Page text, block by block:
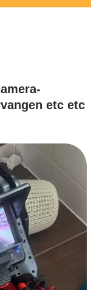
etc etc